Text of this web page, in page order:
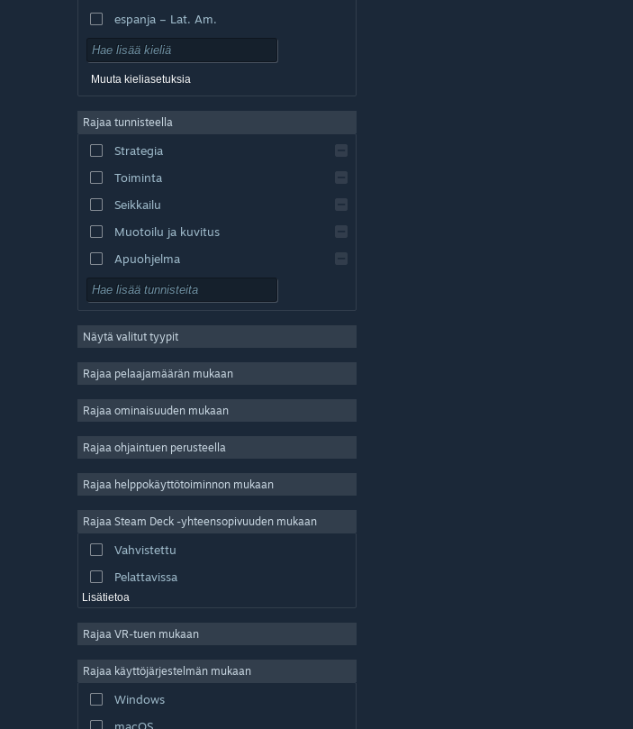
espanja – Lat. Am.
Muuta kieliasetuksia
Rajaa tunnisteella
Strategia
Toiminta
Seikkailu
Muotoilu ja kuvitus
Apuohjelma
Pelaa ilmaiseksi
Massiivinen moninpeli
Indie
Simulaatio
Videotuotanto
Kuvankäsittely
Näytä valitut tyypit
Rajaa pelaajamäärän mukaan
Rajaa ominaisuuden mukaan
Rajaa ohjaintuen perusteella
Rajaa helppokäyttötoiminnon mukaan
Rajaa Steam Deck -yhteensopivuuden mukaan
Vahvistettu
Pelattavissa
Lisätietoa
Rajaa VR-tuen mukaan
Rajaa käyttöjärjestelmän mukaan
Windows